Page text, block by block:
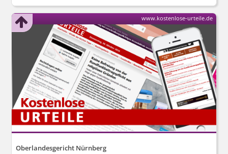
Oberlandesgericht Nürnberg
www.kostenlose-urteile.de